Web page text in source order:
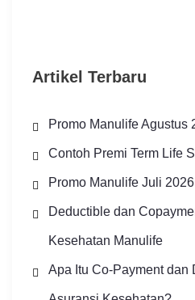
Artikel Terbaru
Promo Manulife Agustus
Contoh Premi Term Life
Promo Manulife Juli 2026
Deductible dan
Kesehatan Manulife
Apa Itu Co-Payment dan